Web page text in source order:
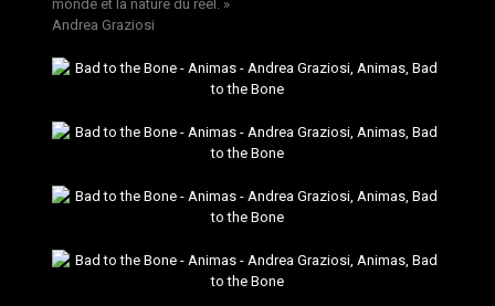
monde et la nature du réel. »
Andrea Graziosi